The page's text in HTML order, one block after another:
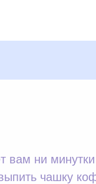
вам ни
чашку